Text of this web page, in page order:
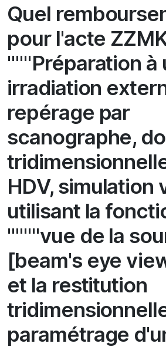
Quel
pour l'acte
"""Préparation à
irradiation
repérage par
scanographe,
HDV, simulation
utilisant la
""""vue de la
[beam's eye
et la restitution
paramétrage